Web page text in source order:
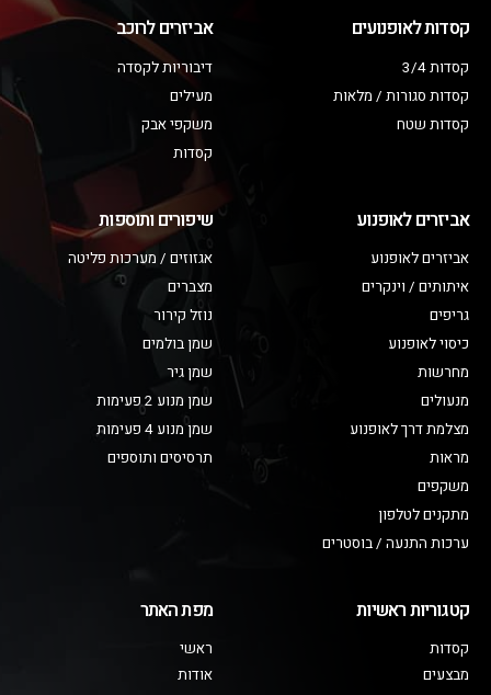
קסדות לאופנועים
קסדות 3/4
קסדות סגורות / מלאות
קסדות שטח
אביזרים לרוכב
דיבוריות לקסדה
מעילים
משקפי אבק
קסדות
אביזרים לאופנוע
אביזרים לאופנוע
איתותים / וינקרים
גריפים
כיסוי לאופנוע
מחרשות
מנעולים
מצלמת דרך לאופנוע
מראות
משקפים
מתקנים לטלפון
ערכות התנעה / בוסטרים
שיפורים ותוספות
אגזוזים / מערכות פליטה
מצברים
נוזל קירור
שמן בולמים
שמן גיר
שמן מנוע 2 פעימות
שמן מנוע 4 פעימות
תרסיסים ותוספים
קטגוריות ראשיות
קסדות
מבצעים
מפת האתר
ראשי
אודות